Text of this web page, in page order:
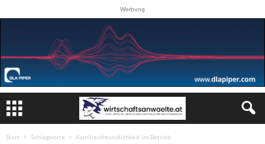
Werbung
Start Schlagworte Familienfreundlichkeit im Betrieb